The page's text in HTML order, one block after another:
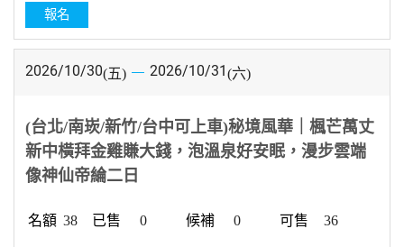
報名
2026/10/30(五) 2026/10/31(六)
(台北/南崁/新竹/台中可上車)秘境風華｜楓芒萬丈
新中橫拜金雞賺大錢，泡溫泉好安眠，漫步雲端
像神仙帝綸二日
38 0 0 36